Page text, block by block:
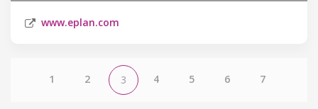
www.eplan.com
1 2 3 4 5 6 7